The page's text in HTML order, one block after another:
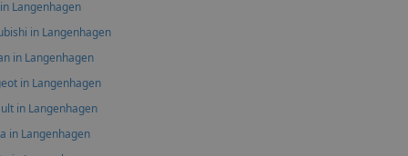
Langenhagen
in Langenhagen
in Langenhagen
in Langenhagen
in Langenhagen
in Langenhagen